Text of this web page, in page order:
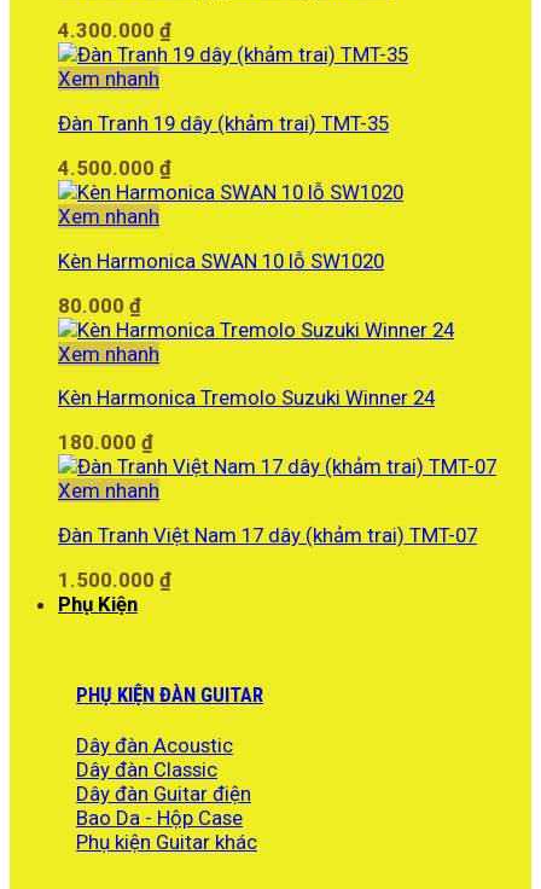
4.300.000 ₫
Xem nhanh
Đàn Tranh 19 dây (khảm trai) TMT-35
4.500.000 ₫
Xem nhanh
Kèn Harmonica SWAN 10 lỗ SW1020
80.000 ₫
Xem nhanh
Kèn Harmonica Tremolo Suzuki Winner 24
180.000 ₫
Xem nhanh
Đàn Tranh Việt Nam 17 dây (khảm trai) TMT-07
1.500.000 ₫
Phụ Kiện
PHỤ KIỆN ĐÀN GUITAR
Dây đàn Acoustic
Dây đàn Classic
Dây đàn Guitar điện
Bao Da - Hộp Case
Phụ kiện Guitar khác